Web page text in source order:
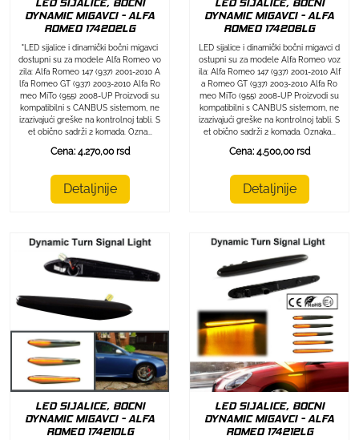
LED SIJALICE, BOCNI
DYNAMIC MIGAVCI - ALFA
ROMEO 174202LG
"LED sijalice i dinamički bočni migavci
dostupni su za modele Alfa Romeo vo
zila: Alfa Romeo 147 (937) 2001-2010 A
lfa Romeo GT (937) 2003-2010 Alfa Ro
meo MiTo (955) 2008-UP Proizvodi su
kompatibilni s CANBUS sistemom, ne
izazivajući greške na kontrolnoj tabli. S
et obično sadrži 2 komada. Ozna...
Cena: 4.270,00 rsd
Detaljnije
LED SIJALICE, BOCNI
DYNAMIC MIGAVCI - ALFA
ROMEO 174206LG
LED sijalice i dinamički bočni migavci d
ostupni su za modele Alfa Romeo voz
ila: Alfa Romeo 147 (937) 2001-2010 Alf
a Romeo GT (937) 2003-2010 Alfa Ro
meo MiTo (955) 2008-UP Proizvodi su
kompatibilni s CANBUS sistemom, ne
izazivajući greške na kontrolnoj tabli. S
et obično sadrži 2 komada. Oznaka...
Cena: 4.500,00 rsd
Detaljnije
LED SIJALICE, BOCNI
DYNAMIC MIGAVCI - ALFA
ROMEO 174210LG
LED SIJALICE, BOCNI
DYNAMIC MIGAVCI - ALFA
ROMEO 174212LG